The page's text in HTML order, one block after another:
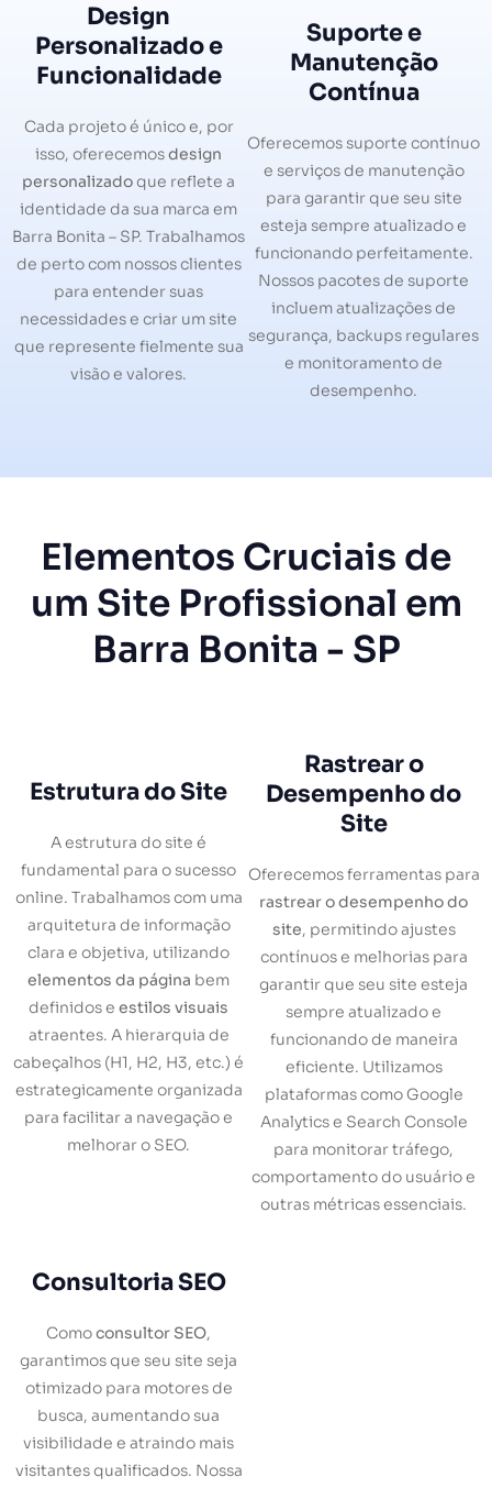
Design
Personalizado e
Funcionalidade
Cada projeto é único e, por
isso, oferecemosdesign
personalizadoque reflete a
identidade da sua marca em
Barra Bonita – SP. Trabalhamos
de perto com nossos clientes
para entender suas
necessidades e criar um site
que represente fielmente sua
visão e valores.
Suporte e
Manutenção
Contínua
Oferecemos suporte contínuo
e serviços de manutenção
para garantir que seu site
esteja sempre atualizado e
funcionando perfeitamente.
Nossos pacotes de suporte
incluem atualizações de
segurança, backups regulares
e monitoramento de
desempenho.
Elementos Cruciais de
um Site Profissional em
Barra Bonita - SP
Estrutura do Site
A estrutura do site é
fundamental para o sucesso
online. Trabalhamos com uma
arquitetura de informação
clara e objetiva, utilizando
elementos da página bem
definidos e estilos visuais
atraentes. A hierarquia de
cabeçalhos (H1, H2, H3, etc.) é
estrategicamente organizada
para facilitar a navegação e
melhorar o SEO.
Rastrear o
Desempenho do
Site
Oferecemos ferramentas para
rastrear o desempenho do
site, permitindo ajustes
contínuos e melhorias para
garantir que seu site esteja
sempre atualizado e
funcionando de maneira
eficiente. Utilizamos
plataformas como Google
Analytics e Search Console
para monitorar tráfego,
comportamento do usuário e
outras métricas essenciais.
Consultoria SEO
Comoconsultor SEO,
garantimos que seu site seja
otimizado para motores de
busca, aumentando sua
visibilidade e atraindo mais
visitantes qualificados. Nossa